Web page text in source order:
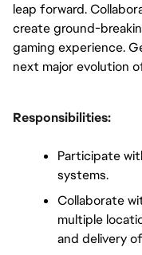
leap forward.
create ground-
gaming experience.
next major evolution
Responsibilities:
Participate
systems.
Collaborate
multiple
and delivery